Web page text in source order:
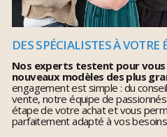
DES SPÉCIALISTES À VOTRE
Nos experts testent pour vous
nouveaux modèles des plus
engagement est simple : du
vente, notre équipe de
étape de votre achat et vous
parfaitement adapté à vos